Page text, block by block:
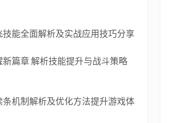
技能全面解析及实战应用技巧分享
篇章 解析技能提升与战斗策略
条机制解析及优化方法提升游戏体